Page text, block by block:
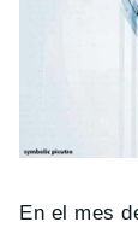
En el mes